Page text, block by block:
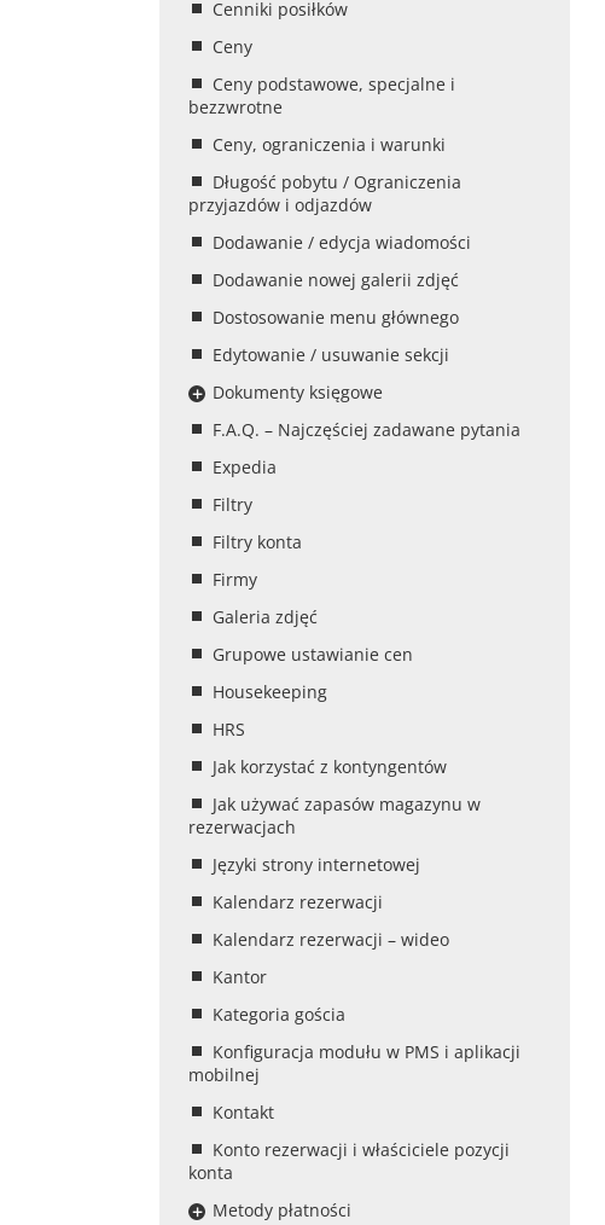
Cenniki posiłków
Ceny
Ceny podstawowe, specjalne i
bezzwrotne
Ceny, ograniczenia i warunki
Długość pobytu / Ograniczenia
przyjazdów i odjazdów
Dodawanie / edycja wiadomości
Dodawanie nowej galerii zdjęć
Dostosowanie menu głównego
Edytowanie / usuwanie sekcji
Dokumenty księgowe
F.A.Q. – Najczęściej zadawane pytania
Expedia
Filtry
Filtry konta
Firmy
Galeria zdjęć
Grupowe ustawianie cen
Housekeeping
HRS
Jak korzystać z kontyngentów
Jak używać zapasów magazynu w
rezerwacjach
Języki strony internetowej
Kalendarz rezerwacji
Kalendarz rezerwacji – wideo
Kantor
Kategoria gościa
Konfiguracja modułu w PMS i aplikacji
mobilnej
Kontakt
Konto rezerwacji i właściciele pozycji
konta
Metody płatności